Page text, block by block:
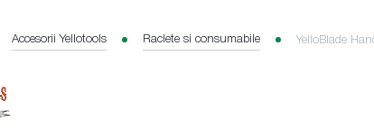
Accesorii Yellotools Raclete si consumabile YelloBlade